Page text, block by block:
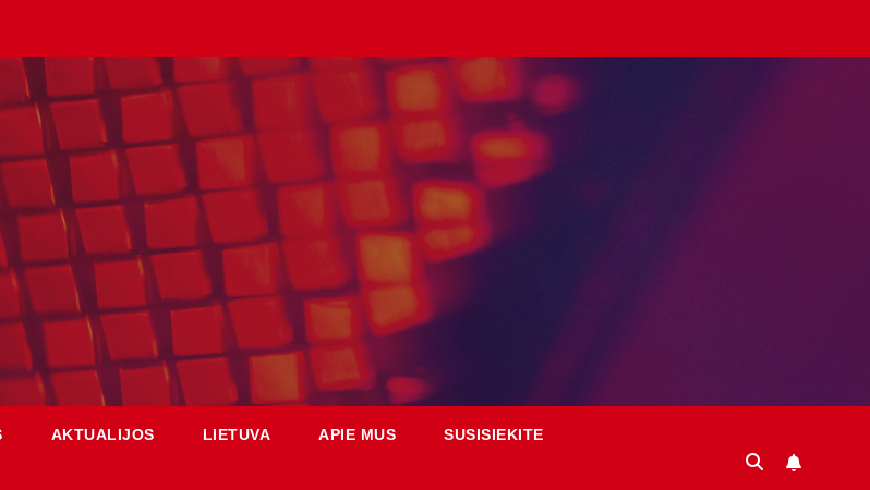
AKTUALIJOS LIETUVA APIE MUS SUSISIEKITE